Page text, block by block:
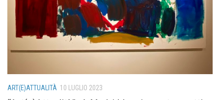
ART(E)ATTUALITÀ 10 LUGLIO 2023